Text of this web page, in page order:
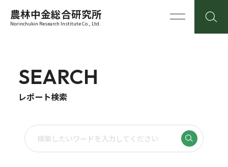
農林中金総合研究所
Norinchukin Research Institute Co., Ltd.
SEARCH
レポート検索